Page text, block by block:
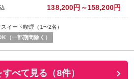
138,200円～158,200円
イート喫煙（1〜2名）
（一部期間除く）
べて見る（8件）